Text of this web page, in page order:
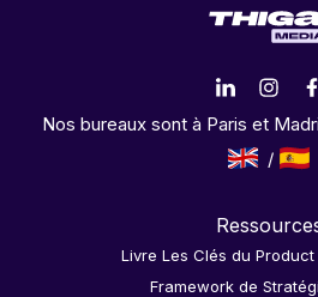
Nos bureaux sont à Paris et
Livre Les Clés du
Framework de